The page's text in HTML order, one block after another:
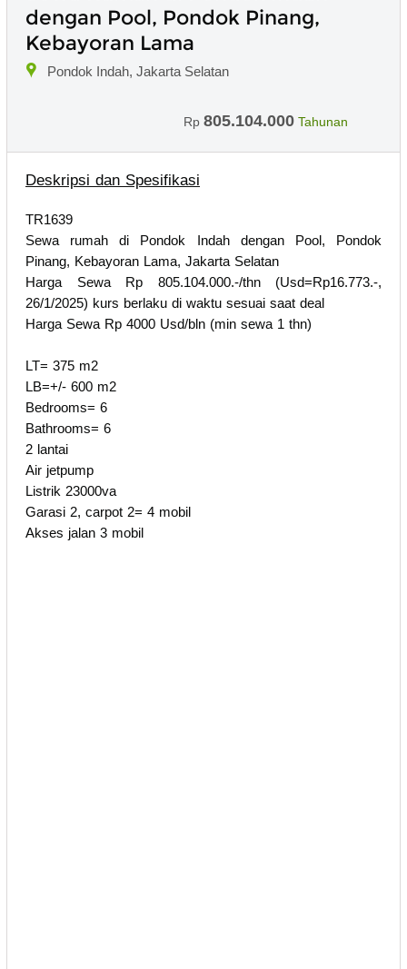
dengan Pool, Pondok Pinang,
Kebayoran Lama
Pondok Indah, Jakarta Selatan
Rp 805.104.000 Tahunan
Deskripsi dan Spesifikasi
TR1639
Sewa rumah di Pondok Indah dengan Pool, Pondok
Pinang, Kebayoran Lama, Jakarta Selatan
Harga Sewa Rp 805.104.000.-/thn (Usd=Rp16.773.-,
26/1/2025) kurs berlaku di waktu sesuai saat deal
Harga Sewa Rp 4000 Usd/bln (min sewa 1 thn)
LT= 375 m2
LB=+/- 600 m2
Bedrooms= 6
Bathrooms= 6
2 lantai
Air jetpump
Listrik 23000va
Garasi 2, carpot 2= 4 mobil
Akses jalan 3 mobil